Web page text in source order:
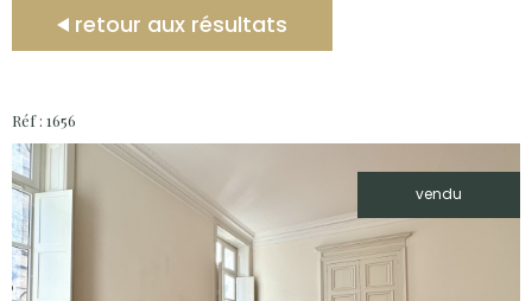
retour aux résultats
Réf : 1656
vendu